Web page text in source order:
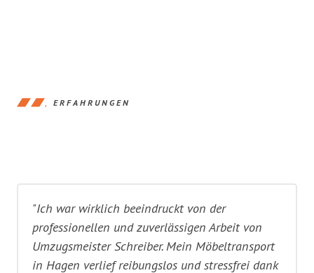
ERFAHRUNGEN
"Ich war wirklich beeindruckt von der
professionellen und zuverlässigen Arbeit von
Umzugsmeister Schreiber. Mein Möbeltransport
in Hagen verlief reibungslos und stressfrei dank